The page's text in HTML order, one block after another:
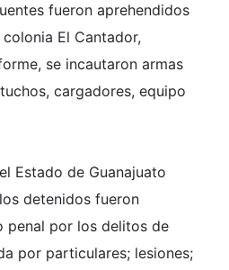
fueron aprehendidos
El Cantador,
se incautaron armas
cargadores, equipo
Estado de Guanajuato
detenidos fueron
penal por los delitos de
por particulares; lesiones;